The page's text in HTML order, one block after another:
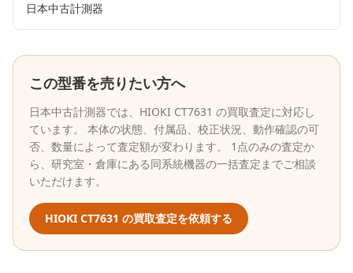
日本中古計測器
この型番を売りたい方へ
日本中古計測器では、 HIOKI CT7631 の買取査定に対応し
ています。 本体の状態、付属品、校正状況、動作確認の可
否、数量によって査定額が変わります。 1点のみの査定か
ら、研究室・倉庫にある同系統機器の一括査定までご相談
いただけます。
HIOKI CT7631 の買取査定を依頼する